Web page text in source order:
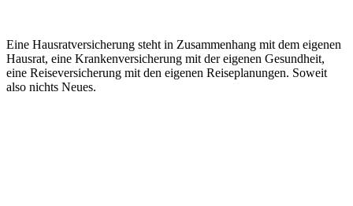
Eine Hausratversicherung steht in Zusammenhang mit dem eigenen
Hausrat, eine Krankenversicherung mit der eigenen Gesundheit,
eine Reiseversicherung mit den eigenen Reiseplanungen. Soweit
also nichts Neues.